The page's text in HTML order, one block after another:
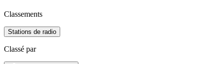
Classements
Stations de radio
Classé par